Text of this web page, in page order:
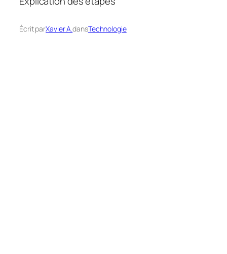
Écrit parXavier A.dansTechnologie